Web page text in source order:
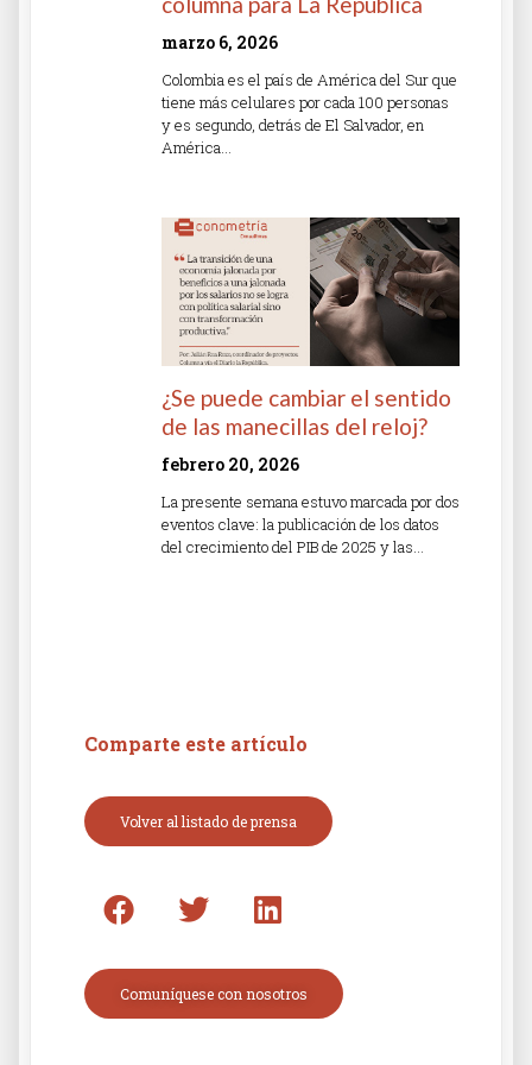
marzo 6, 2026
Colombia es el país de América del Sur que
tiene más celulares por cada 100 personas
y es segundo, detrás de El Salvador, en
América…
¿Se puede cambiar el sentido
de las manecillas del reloj?
febrero 20, 2026
La presente semana estuvo marcada por dos
eventos clave: la publicación de los datos
del crecimiento del PIB de 2025 y las…
Comparte este artículo
Volver al listado de prensa
Comuníquese con nosotros